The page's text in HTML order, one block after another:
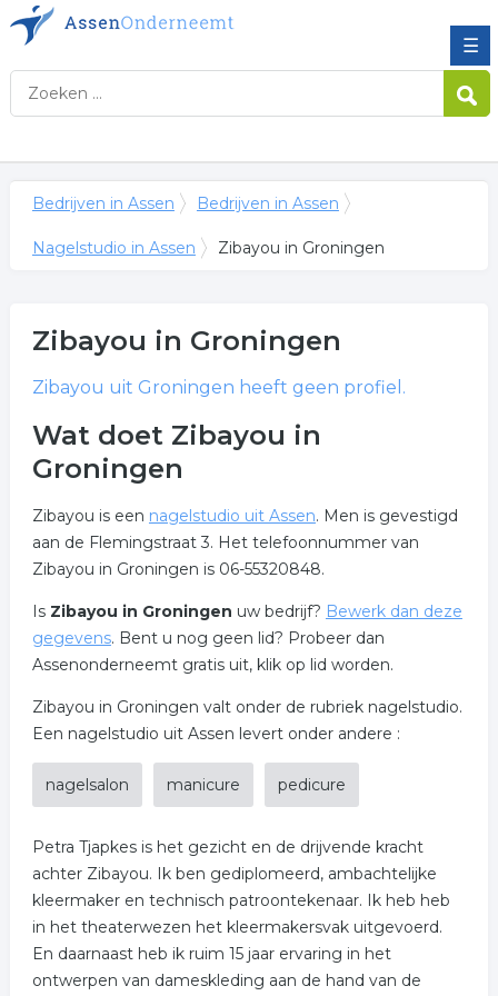
☰
Bedrijven in Assen Bedrijven in Assen
Nagelstudio in Assen Zibayou in Groningen
Zibayou in Groningen
Zibayou uit Groningen heeft geen profiel.
Wat doet Zibayou in
Groningen
Zibayou is een nagelstudio uit Assen. Men is gevestigd
aan de Flemingstraat 3. Het telefoonnummer van
Zibayou in Groningen is 06-55320848.
Is Zibayou in Groningen uw bedrijf? Bewerk dan deze
gegevens. Bent u nog geen lid? Probeer dan
Assenonderneemt gratis uit, klik op lid worden.
Zibayou in Groningen valt onder de rubriek nagelstudio.
Een nagelstudio uit Assen levert onder andere :
nagelsalon manicure pedicure
Petra Tjapkes is het gezicht en de drijvende kracht
achter Zibayou. Ik ben gediplomeerd, ambachtelijke
kleermaker en technisch patroontekenaar. Ik heb heb
in het theaterwezen het kleermakersvak uitgevoerd.
En daarnaast heb ik ruim 15 jaar ervaring in het
ontwerpen van dameskleding aan de hand van de